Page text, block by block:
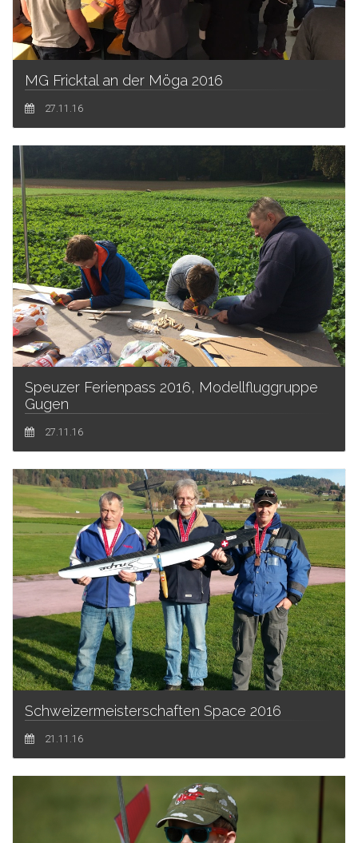
MG Fricktal an der Möga 2016
27.11.16
Speuzer Ferienpass 2016, Modellfluggruppe
Gugen
27.11.16
Schweizermeisterschaften Space 2016
21.11.16